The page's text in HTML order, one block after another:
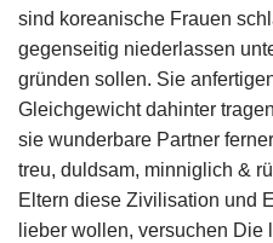
sind koreanische Frauen
gegenseitig niederlassen
gründen sollen. Sie
Gleichgewicht dahinter
sie wunderbare Partner
treu, duldsam, minniglich &
Eltern diese Zivilisation und
lieber wollen, versuchen Die